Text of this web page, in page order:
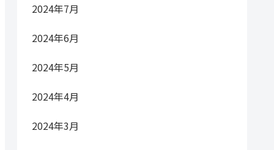
2024年7月
2024年6月
2024年5月
2024年4月
2024年3月